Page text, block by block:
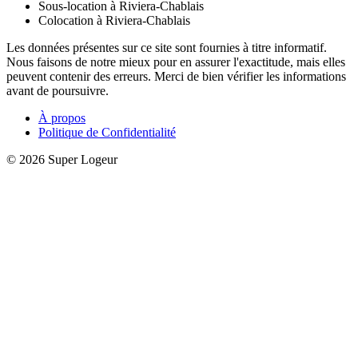
Sous-location à Riviera-Chablais
Colocation à Riviera-Chablais
Les données présentes sur ce site sont fournies à titre informatif.
Nous faisons de notre mieux pour en assurer l'exactitude, mais elles
peuvent contenir des erreurs. Merci de bien vérifier les informations
avant de poursuivre.
À propos
Politique de Confidentialité
© 2026 Super Logeur